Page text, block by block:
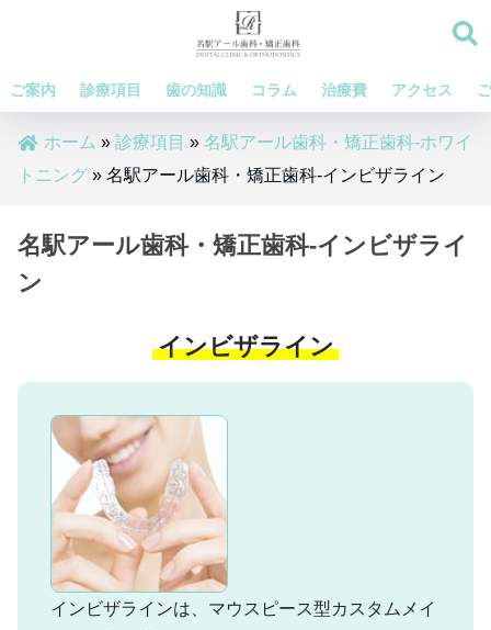
ご案内 診療項目 歯の知識 コラム 治療費 アクセス
ホーム » 診療項目 » 名駅アール歯科・矯正歯科-ホワイ
トニング » 名駅アール歯科・矯正歯科-インビザライン
名駅アール歯科・矯正歯科-インビザライ
ン
インビザライン
インビザラインは、マウスピース型カスタムメイ